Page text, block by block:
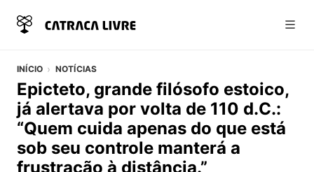
INÍCIO NOTÍCIAS
Epicteto, grande filósofo estoico,
já alertava por volta de 110 d.C.:
“Quem cuida apenas do que está
sob seu controle manterá a
frustração à distância.”